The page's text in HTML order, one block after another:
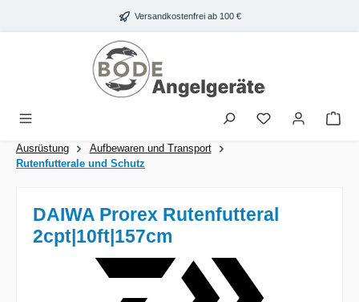
Zum Hauptinhalt springen Versandkostenfrei ab 100 €
Ausrüstung
Aufbewaren und Transport
Rutenfutterale und Schutz
DAIWA Prorex Rutenfutteral
2cpt|10ft|157cm